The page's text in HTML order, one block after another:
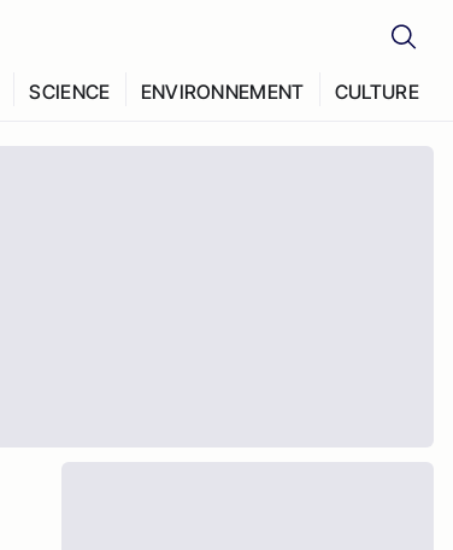
SCIENCE ENVIRONNEMENT CULTURE